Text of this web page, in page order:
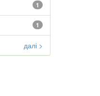
1
1
далі >